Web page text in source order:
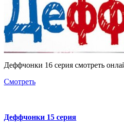
Деффчонки 16 серия смотреть
Смотреть
Деффчонки 15 серия